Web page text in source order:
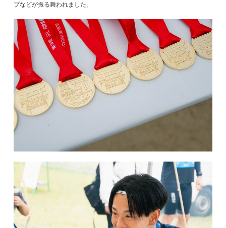
プなどが振る舞われました。